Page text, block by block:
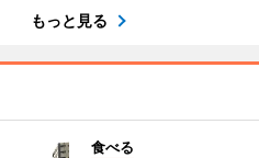
もっと見る
食べる